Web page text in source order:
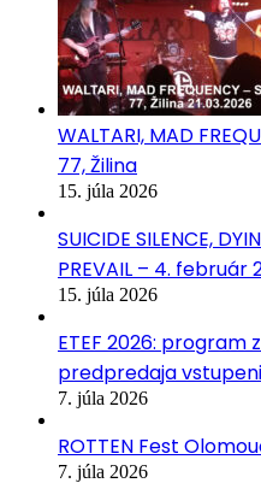
WALTARI, MAD
77, Žilina
15. júla 2026
SUICIDE SILENCE,
PREVAIL – 4.
15. júla 2026
ETEF 2026: program
predpredaja
7. júla 2026
ROTTEN Fest
7. júla 2026